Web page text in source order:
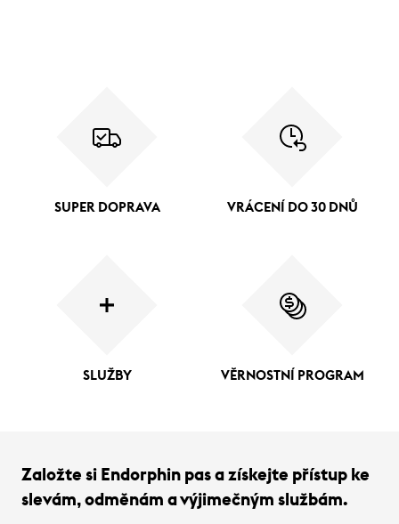
SUPER DOPRAVA VRÁCENÍ DO 30 DNŮ
SLUŽBY VĚRNOSTNÍ PROGRAM
Založte si Endorphin pas a získejte přístup ke
slevám, odměnám a výjimečným službám.